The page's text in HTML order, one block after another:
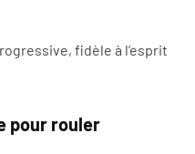
fidèle à l’esprit
pour rouler